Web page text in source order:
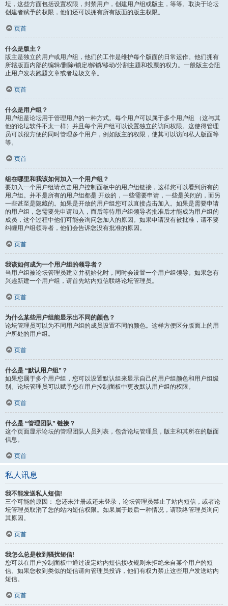
坛，这些方面包括设置权限，封禁用户，创建用户组或版主，等等。取决于论坛
创建者赋予的权限，他们还可以拥有所有版面的版主权限。
页首
什么是版主？
版主是独立的用户或用户组，他们的工作是维护每个版面的日常运作。他们拥有
所辖版面内部的编辑/删除/锁定/解锁/移动/分割主题和投票的权力。一般版主会阻
止用户发表跑题文章或者垃圾文章。
页首
什么是用户组？
用户组是论坛用于管理用户的一种方式。每个用户可以属于多个用户组 （这与其
他的论坛软件不太一样）并且每个用户组可以设置独立的访问权限。这使得管理
员可以很方便的同时管理多个用户，例如版主的权限，使其可以访问私人版面等
等。
页首
组在哪里和我该如何加入一个用户组？
要加入一个用户组请点击用户控制面板中的用户组链接，这样您可以看到所有的
用户组。并不是所有的用户组都是 开放的，一些需要申请，一些是关闭的，而另
一些甚至是隐藏的。如果是开放的用户组您可以直接点击加入。如果是需要申请
的用户组，您需要先申请加入，而后等待用户组领导者批准后才能成为用户组的
成员，这个过程中他们可能会询问您加入的原因。如果申请没有被批准，请不要
纠缠用户组领导者，他们会告诉您没有批准的原因。
页首
我该如何成为一个用户组的领导者？
当用户组被论坛管理员建立并初始化时，同时会设置一个用户组领导。如果您有
兴趣新建一个用户组，请首先站内短信联络论坛管理员。
页首
为什么某些用户组能显示出不同的颜色？
论坛管理员可以为不同用户组的成员设置不同的颜色。这样方便区分版面上的用
户所处的用户组。
页首
什么是 “默认用户组”？
如果您属于多个用户组，您可以设置默认组来显示自己的用户组颜色和用户组级
别。论坛管理员可以赋予您在用户控制面板中更改默认用户组的权限。
页首
什么是 “管理团队” 链接？
这个页面显示论坛的管理团队人员列表，包含论坛管理员，版主和其所在的版面
信息。
页首
私人讯息
我不能发送私人短信!
三个可能的原因： 您还未注册或还未登录，论坛管理员禁止了站内短信，或者论
坛管理员取消了您的站内短信权限。如果属于最后一种情况，请联络管理员询问
其原因。
页首
我怎么总是收到骚扰短信!
您可以在用户控制面板中通过设定站内短信接收规则来拒绝来自某个用户的短
信。如果您收到类似的短信请向管理员投诉，他们有权力禁止这些用户发送站内
短信。
页首